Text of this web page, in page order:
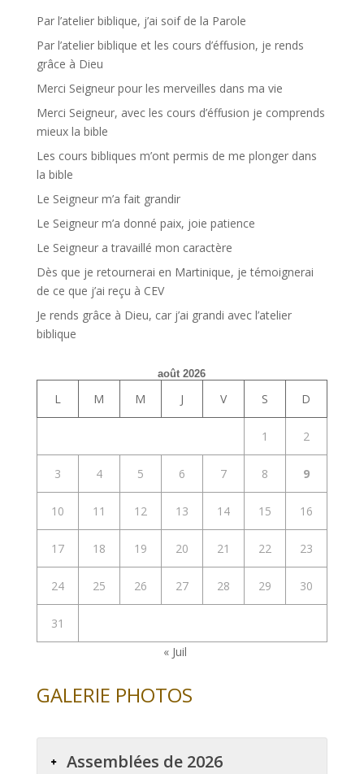
Par l’atelier biblique, j’ai soif de la Parole
Par l’atelier biblique et les cours d’éffusion, je rends
grâce à Dieu
Merci Seigneur pour les merveilles dans ma vie
Merci Seigneur, avec les cours d’éffusion je comprends
mieux la bible
Les cours bibliques m’ont permis de me plonger dans
la bible
Le Seigneur m’a fait grandir
Le Seigneur m’a donné paix, joie patience
Le Seigneur a travaillé mon caractère
Dès que je retournerai en Martinique, je témoignerai
de ce que j’ai reçu à CEV
Je rends grâce à Dieu, car j’ai grandi avec l’atelier
biblique
août 2026
L M M J V S D
1 2
3 4 5 6 7 8 9
10 11 12 13 14 15 16
17 18 19 20 21 22 23
24 25 26 27 28 29 30
31
« Juil
GALERIE PHOTOS
Assemblées de 2026